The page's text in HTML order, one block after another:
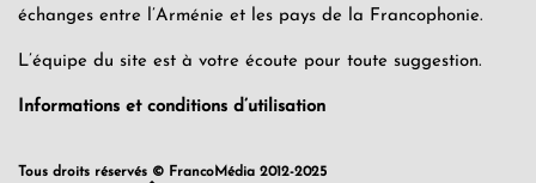
échanges entre l’Arménie et les pays de la Francophonie.
L’équipe du site est à votre écoute pour toute suggestion.
Informations et conditions d’utilisation
Tous droits réservés © FrancoMédia 2012-2025